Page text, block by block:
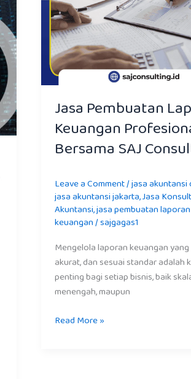
Jasa Pembuatan
Keuangan
Bersama SAJ
Leave a Comment/jasa akuntansi
jasa akuntansi jakarta,Jasa
Akuntansi,jasa pembuatan laporan
keuangan/sajgagas1
Mengelola laporan keuangan yang
akurat, dan sesuai standar adalah
penting bagi setiap bisnis, baik
menengah, maupun
Read More »